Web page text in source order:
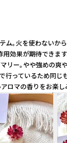
使わな
期待で
やや強め
るため同
ロマの香りをお楽し